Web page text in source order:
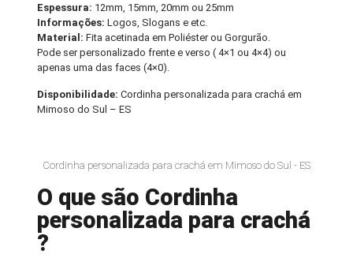
Espessura: 12mm, 15mm, 20mm ou 25mm
Informações:Logos, Slogans e etc.
Material: Fita acetinada em Poliéster ou Gorgurão.
Pode ser personalizado frente e verso ( 4×1 ou 4×4) ou
apenas uma das faces (4×0).
Disponibilidade:Cordinha personalizada para crachá em
Mimoso do Sul – ES
Cordinha personalizada para crachá em Mimoso do Sul - ES
O que são Cordinha
personalizada para crachá
?